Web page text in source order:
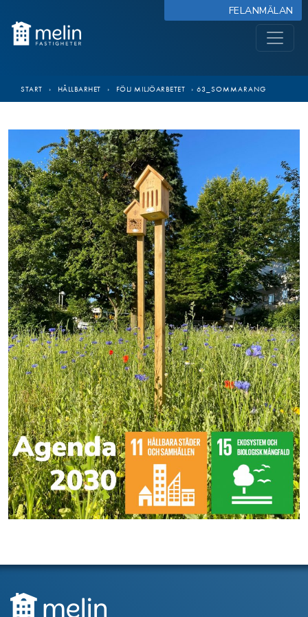
FELANMÄLAN
START › HÅLLBARHET › FÖLJ MILJÖARBETET › 63_SOMMARANG